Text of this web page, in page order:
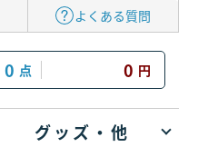
よくある質問
0 点 0 円
グッズ・他